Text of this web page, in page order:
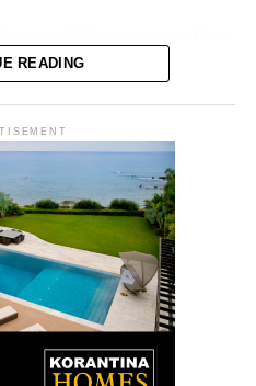
ή για το ίδιο σύστημα
Τι αλλάζει άμεσα;
– Ανανέωση ή
το όριο της πολιτικής
– Πώς
εντός των κομμάτων και
για το σύστημα;
– Τι αλλάζει πρακτικά
άμεσα και ρεαλιστικά
READING